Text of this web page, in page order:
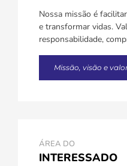
Nossa missão é
e transformar vidas.
responsabilidade,
Missão, visão e
ÁREA DO
INTERESSADO